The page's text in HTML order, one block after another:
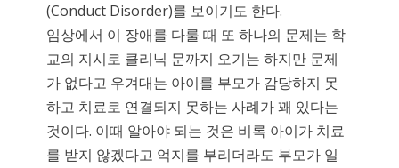
(Conduct Disorder)를 보이기도 한다.
임상에서 이 장애를 다룰 때 또 하나의 문제는 학
교의 지시로 클리닉 문까지 오기는 하지만 문제
가 없다고 우겨대는 아이를 부모가 감당하지 못
하고 치료로 연결되지 못하는 사례가 꽤 있다는
것이다. 이때 알아야 되는 것은 비록 아이가 치료
를 받지 않겠다고 억지를 부리더라도 부모가 일